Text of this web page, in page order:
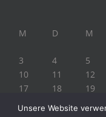
M
D M
3
4 5
10
11 12
17
18 19
Unsere Website